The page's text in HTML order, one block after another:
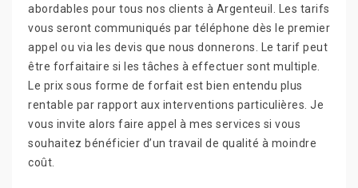
abordables pour tous nos clients à Argenteuil. Les tarifs
vous seront communiqués par téléphone dès le premier
appel ou via les devis que nous donnerons. Le tarif peut
être forfaitaire si les tâches à effectuer sont multiple.
Le prix sous forme de forfait est bien entendu plus
rentable par rapport aux interventions particulières. Je
vous invite alors faire appel à mes services si vous
souhaitez bénéficier d’un travail de qualité à moindre
coût.